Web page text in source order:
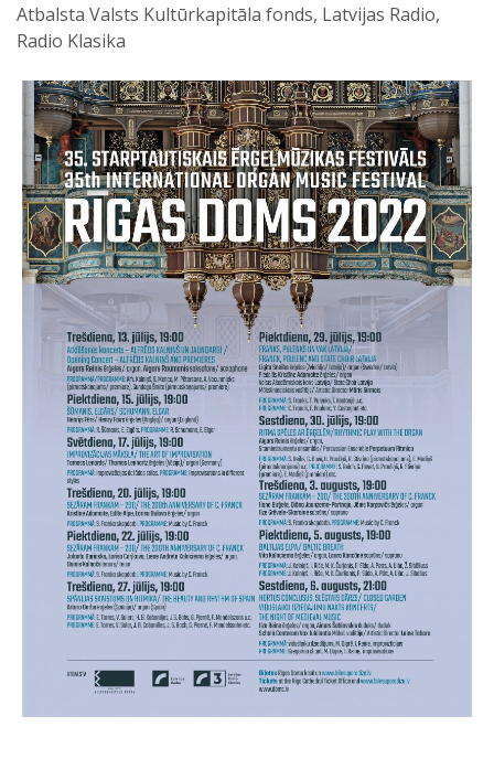
Atbalsta Valsts Kultūrkapitāla fonds, Latvijas Radio,
Radio Klasika